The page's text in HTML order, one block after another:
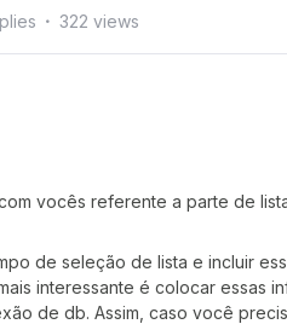
322 views
vocês referente a parte de
de seleção de lista e incluir
interessante é colocar essas
de db. Assim, caso você